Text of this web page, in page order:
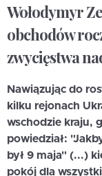
Wołodymyr
obchodów
zwycięstwa
Nawiązując do
kilku rejonach
wschodzie kraju,
powiedział:
był 9 maja" (...)
pokój dla